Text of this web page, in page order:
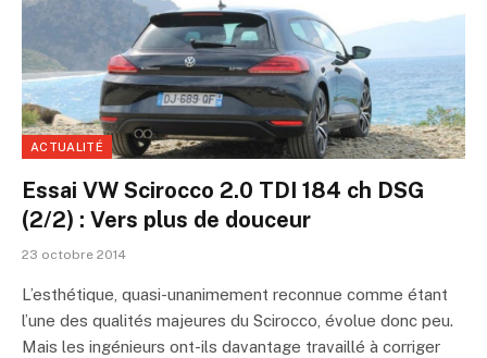
ACTUALITÉ
Essai VW Scirocco 2.0 TDI 184 ch DSG
(2/2) : Vers plus de douceur
23 octobre 2014
L’esthétique, quasi-unanimement reconnue comme étant
l’une des qualités majeures du Scirocco, évolue donc peu.
Mais les ingénieurs ont-ils davantage travaillé à corriger